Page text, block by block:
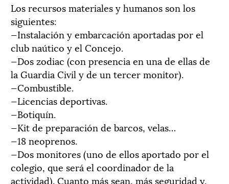
Los recursos materiales y humanos son los
siguientes:
—Instalación y embarcación aportadas por el
club naútico y el Concejo.
—Dos zodiac (con presencia en una de ellas de
la Guardia Civil y de un tercer monitor).
—Combustible.
—Licencias deportivas.
—Botiquín.
—Kit de preparación de barcos, velas…
—18 neoprenos.
—Dos monitores (uno de ellos aportado por el
colegio, que será el coordinador de la
actividad). Cuanto más sean, más seguridad y,